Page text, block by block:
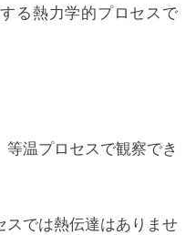
る熱力学的プロセスで
等温プロセスで観察でき
スでは熱伝達はありませ